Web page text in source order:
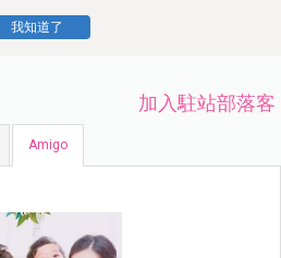
我知道了
加入駐站部落客
Amigo